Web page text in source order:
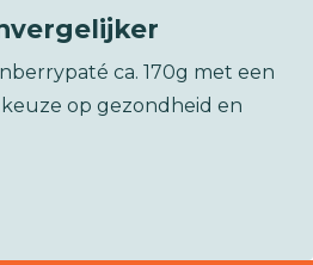
ca. 170g met een
op gezondheid en